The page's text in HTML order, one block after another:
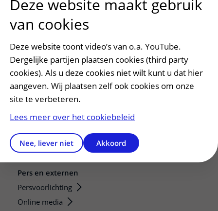
Patiëntenservice
Regels en rechten
Meedoen aan wetenschappelijk onderzoek
Samenwerken met patiënten
Clientenraad
Steun het WKZ
Pers en externen
Persvoorlichting
Online media
Deze website maakt gebruik
van cookies
Deze website toont video’s van o.a. YouTube.
Dergelijke partijen plaatsen cookies (third party
cookies). Als u deze cookies niet wilt kunt u dat hier
aangeven. Wij plaatsen zelf ook cookies om onze
site te verbeteren.
Lees meer over het cookiebeleid
Nee, liever niet Akkoord